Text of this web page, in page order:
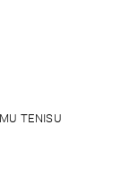
TENISU